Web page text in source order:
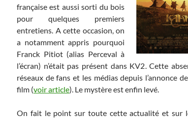
française est aussi sorti du bois
pour quelques premiers
entretiens. A cette occasion, on
a notamment appris pourquoi
Franck Pitiot (alias Perceval à
l’écran) n’était pas présent dans KV2. Cette
réseaux de fans et les médias depuis l’annonce
film (voir article). Le mystère est enfin levé.
On fait le point sur toute cette actualité et sur